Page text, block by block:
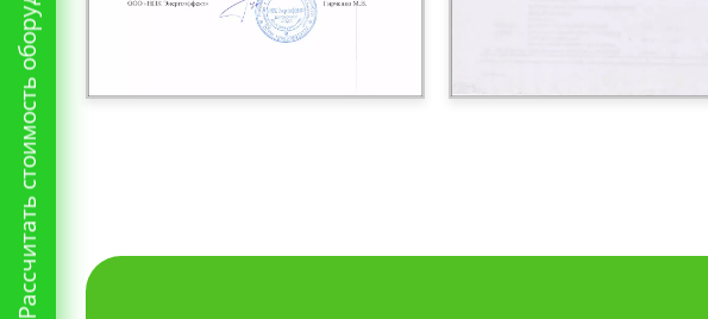
«Рассчитать стоимость оборудования»